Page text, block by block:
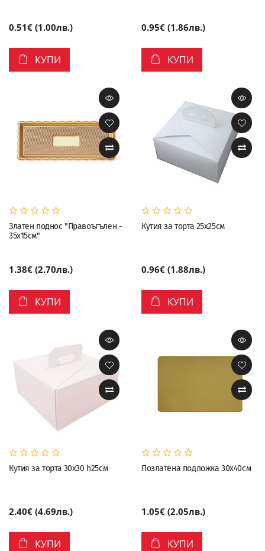
0.51€ (1.00лв.)
КУПИ
0.95€ (1.86лв.)
КУПИ
Златен поднос "Правоъгълен -
35х15см"
1.38€ (2.70лв.)
КУПИ
Кутия за торта 25х25см
0.96€ (1.88лв.)
КУПИ
Кутия за торта 30х30 h25см
2.40€ (4.69лв.)
КУПИ
Позлатена подложка 30х40см
1.05€ (2.05лв.)
КУПИ